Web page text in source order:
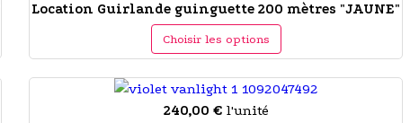
Location Guirlande guinguette 200 mètres "JAUNE"
Choisir les options
240,00 € l'unité